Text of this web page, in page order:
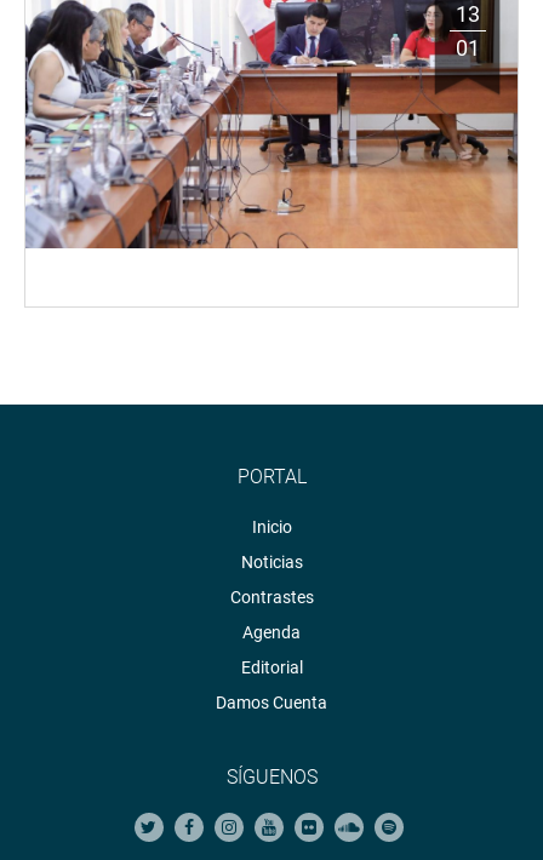
13
01
PORTAL
Inicio
Noticias
Contrastes
Agenda
Editorial
Damos Cuenta
SÍGUENOS